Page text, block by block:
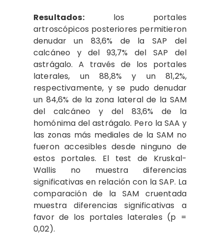
Resultados:los portales
artroscópicos posteriores permitieron
denudar un 83,6% de la SAP del
calcáneo y del 93,7% del SAP del
astrágalo. A través de los portales
laterales, un 88,8% y un 81,2%,
respectivamente, y se pudo denudar
un 84,6% de la zona lateral de la SAM
del calcáneo y del 83,6% de la
homónima del astrágalo. Pero la SAA y
las zonas más mediales de la SAM no
fueron accesibles desde ninguno de
estos portales. El test de Kruskal-
Wallis no muestra diferencias
significativas en relación con la SAP. La
comparación de la SAM cruentada
muestra diferencias significativas a
favor de los portales laterales (p =
0,02).